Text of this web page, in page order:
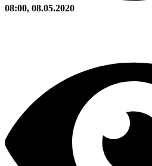
08:00, 08.05.2020